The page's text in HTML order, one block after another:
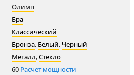
Олимп
Бра
Классический
Бронза, Белый, Черный
Металл,Стекло
60 Расчет мощности